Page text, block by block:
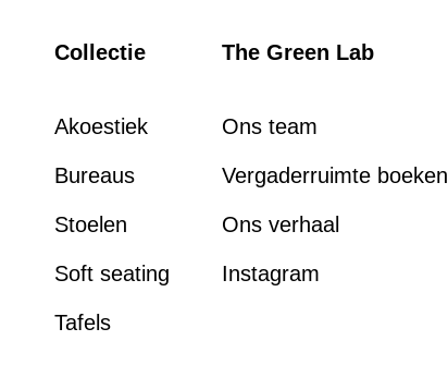
Collectie
Akoestiek
Bureaus
Stoelen
Soft seating
Tafels
The Green Lab
Ons team
Vergaderruimte boeken
Ons verhaal
Instagram